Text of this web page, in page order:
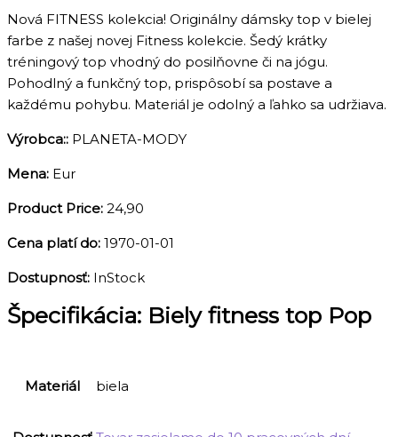
Nová FITNESS kolekcia! Originálny dámsky top v bielej
farbe z našej novej Fitness kolekcie. Šedý krátky
tréningový top vhodný do posilňovne či na jógu.
Pohodlný a funkčný top, prispôsobí sa postave a
každému pohybu. Materiál je odolný a ľahko sa udržiava.
Výrobca:: PLANETA-MODY
Mena: Eur
Product Price: 24,90
Cena platí do: 1970-01-01
Dostupnosť: InStock
Špecifikácia: Biely fitness top Pop
Materiál biela